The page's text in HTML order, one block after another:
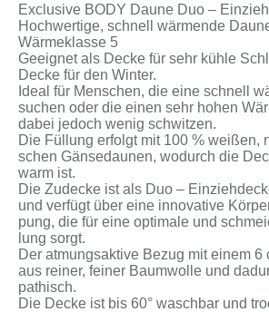
Ex­clu­si­ve BODY Dau­ne Duo –
Hoch­wer­ti­ge, schnell wär­men­de
Wär­me­klas­se 5
Ge­eig­net als De­cke für sehr küh­le
De­cke für den Win­ter.
Ide­al für Men­schen, die ei­ne schnell
su­chen oder die ei­nen sehr ho­hen
da­bei je­doch we­nig schwit­zen.
Die Fül­lung er­folgt mit 100 % wei­ßen,
schen Gän­se­dau­nen, wo­durch die
warm ist.
Die Zu­de­cke ist als Duo –
und ver­fügt über ei­ne in­no­va­ti­ve
pung, die für ei­ne op­ti­ma­le und
lung sorgt.
Der at­mungs­ak­ti­ve Be­zug mit ei­nem 6
aus rei­ner, fei­ner Baum­wol­le und
pa­thisch.
Die De­cke ist bis 60° wasch­bar und